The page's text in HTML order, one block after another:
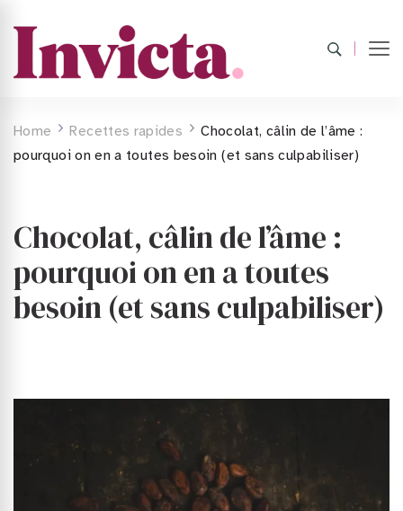
Home Recettes rapides
Chocolat, câlin de l’âme :
pourquoi on en a toutes besoin (et sans culpabiliser)
Chocolat, câlin de l’âme :
pourquoi on en a toutes
besoin (et sans culpabiliser)